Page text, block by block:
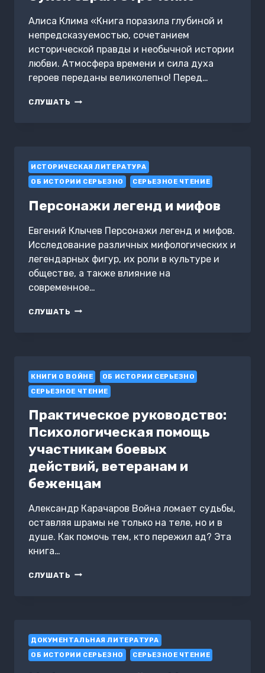
MORDERS
Алиса Клима «Книга поразила глубиной и
непредсказуемостью, сочетанием
исторической правды и необычной истории
любви. Атмосфера времени и сила духа
героев переданы великолепно! Перед…
СЛУШАТЬ СУХОЙ
ИСТОРИЧЕСКАЯ ЛИТЕРАТУРА
ОБ ИСТОРИИ СЕРЬЕЗНО
СЕРЬЕЗНОЕ ЧТЕНИЕ
Персонажи легенд и мифов
Евгений Клычев Персонажи легенд и мифов.
Исследование различных мифологических и
легендарных фигур, их роли в культуре и
обществе, а также влияние на
современное…
СЛУШАТЬ ПЕРСОНАЖИ
КНИГИ О ВОЙНЕ
ОБ ИСТОРИИ СЕРЬЕЗНО
СЕРЬЕЗНОЕ ЧТЕНИЕ
Практическое руководство:
Психологическая помощь
участникам боевых
действий, ветеранам и
беженцам
Александр Карачаров Война ломает судьбы,
оставляя шрамы не только на теле, но и в
душе. Как помочь тем, кто пережил ад? Эта
книга…
СЛУШАТЬ ПРАКТИЧЕСКОЕ
ДЕЙСТВИЙ,
ВЕТЕРАНАМ
И
ДОКУМЕНТАЛЬНАЯ ЛИТЕРАТУРА
ОБ ИСТОРИИ СЕРЬЕЗНО
СЕРЬЕЗНОЕ ЧТЕНИЕ